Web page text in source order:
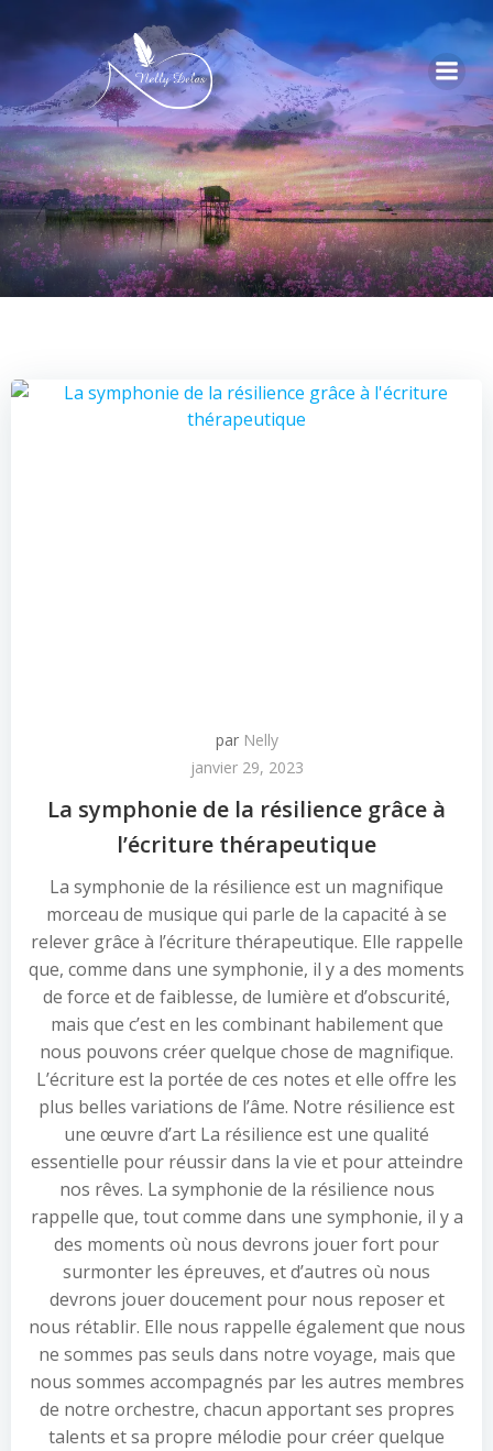
par Nelly
janvier 29, 2023
La symphonie de la résilience grâce à
l’écriture thérapeutique
La symphonie de la résilience est un magnifique
morceau de musique qui parle de la capacité à se
relever grâce à l’écriture thérapeutique. Elle rappelle
que, comme dans une symphonie, il y a des moments
de force et de faiblesse, de lumière et d’obscurité,
mais que c’est en les combinant habilement que
nous pouvons créer quelque chose de magnifique.
L’écriture est la portée de ces notes et elle offre les
plus belles variations de l’âme. Notre résilience est
une œuvre d’art La résilience est une qualité
essentielle pour réussir dans la vie et pour atteindre
nos rêves. La symphonie de la résilience nous
rappelle que, tout comme dans une symphonie, il y a
des moments où nous devrons jouer fort pour
surmonter les épreuves, et d’autres où nous
devrons jouer doucement pour nous reposer et
nous rétablir. Elle nous rappelle également que nous
ne sommes pas seuls dans notre voyage, mais que
nous sommes accompagnés par les autres membres
de notre orchestre, chacun apportant ses propres
talents et sa propre mélodie pour créer quelque